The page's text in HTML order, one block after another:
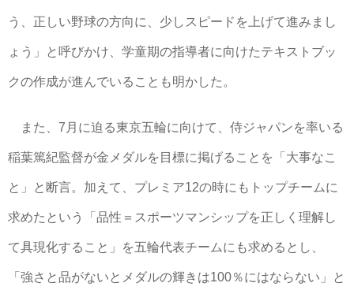
う、正しい野球の方向に、少しスピードを上げて進みまし
ょう」と呼びかけ、学童期の指導者に向けたテキストブッ
クの作成が進んでいることも明かした。
また、7月に迫る東京五輪に向けて、侍ジャパンを率いる
稲葉篤紀監督が金メダルを目標に掲げることを「大事なこ
と」と断言。加えて、プレミア12の時にもトップチームに
求めたという「品性＝スポーツマンシップを正しく理解し
て具現化すること」を五輪代表チームにも求めるとし、
「強さと品がないとメダルの輝きは100％にはならない」と